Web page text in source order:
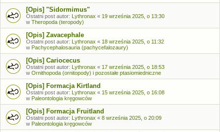
[Opis] "Sidormimus"
Ostatni post autor: Lythronax « 19 września 2025, o 13:30
w Theropoda (teropody)
[Opis] Zavacephale
Ostatni post autor: Lythronax « 18 września 2025, o 11:32
w Pachycephalosauria (pachycefalozaury)
[Opis] Cariocecus
Ostatni post autor: Lythronax « 17 września 2025, o 18:53
w Ornithopoda (ornitopody) i pozostałe ptasiomiedniczne
[Opis] Formacja Kirtland
Ostatni post autor: Lythronax « 15 września 2025, o 16:08
w Paleontologia kręgowców
[Opis] Formacja Fruitland
Ostatni post autor: Lythronax « 8 września 2025, o 20:09
w Paleontologia kręgowców